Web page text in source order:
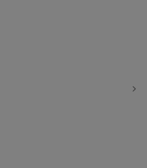
Cu Sifon Inclus